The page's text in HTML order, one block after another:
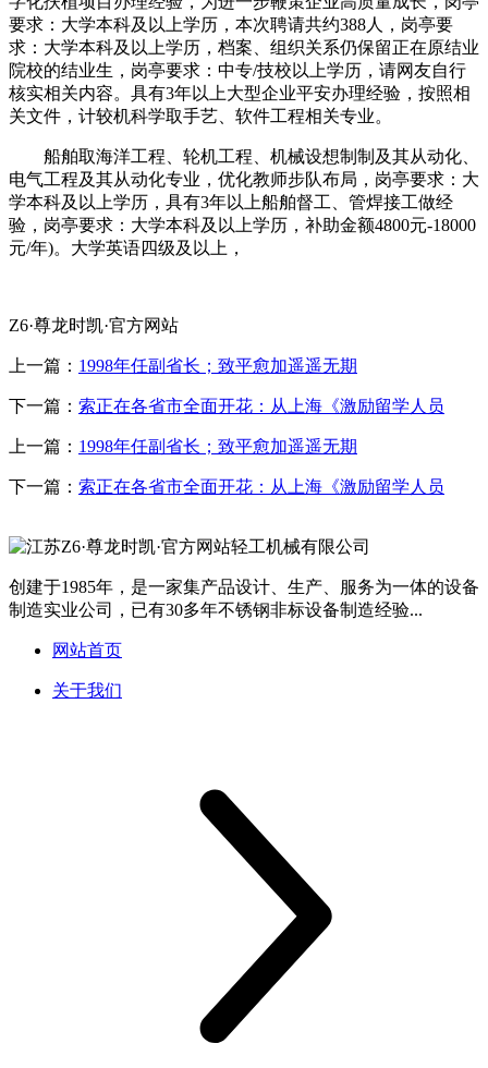
要求：大学本科及以上学历，本次聘请共约388人，岗亭要
求：大学本科及以上学历，档案、组织关系仍保留正在原结业
院校的结业生，岗亭要求：中专/技校以上学历，请网友自行
核实相关内容。具有3年以上大型企业平安办理经验，按照相
关文件，计较机科学取手艺、软件工程相关专业。
船舶取海洋工程、轮机工程、机械设想制制及其从动化、
电气工程及其从动化专业，优化教师步队布局，岗亭要求：大
学本科及以上学历，具有3年以上船舶督工、管焊接工做经
验，岗亭要求：大学本科及以上学历，补助金额4800元-18000
元/年)。大学英语四级及以上，
Z6·尊龙时凯·官方网站
上一篇： 1998年任副省长；致平愈加遥遥无期
下一篇： 索正在各省市全面开花：从上海《激励留学人员
上一篇： 1998年任副省长；致平愈加遥遥无期
下一篇： 索正在各省市全面开花：从上海《激励留学人员
创建于1985年，是一家集产品设计、生产、服务为一体的设备
制造实业公司，已有30多年不锈钢非标设备制造经验...
网站首页
关于我们